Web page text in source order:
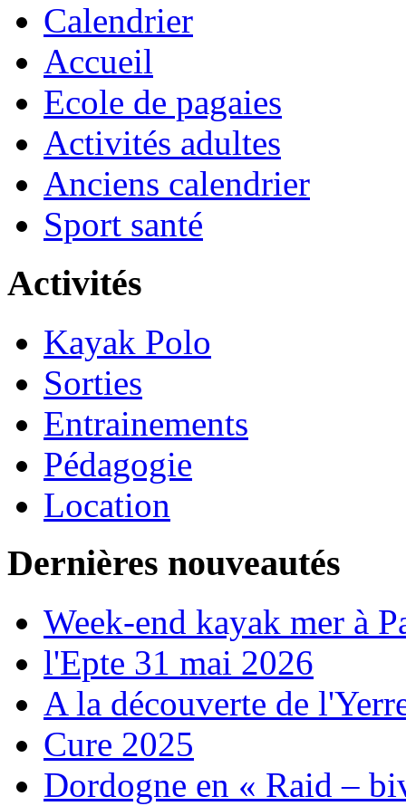
Calendrier
Accueil
Ecole de pagaies
Activités adultes
Anciens calendrier
Sport santé
Activités
Kayak Polo
Sorties
Entrainements
Pédagogie
Location
Dernières nouveautés
Week-end kayak mer à
l'Epte 31 mai 2026
A la découverte de
Cure 2025
Dordogne en « Raid –